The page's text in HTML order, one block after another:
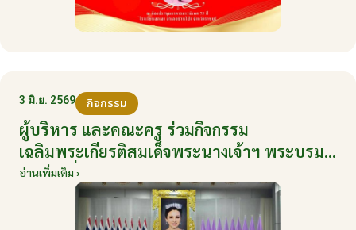
3 มิ.ย. 2569 กิจกรรม
ผู้บริหาร และคณะครู ร่วมกิจกรรม
เฉลิมพระเกียรติสมเด็จพระนางเจ้าฯ พระบรม
ราชินี เนื่องในโอกาสวันเฉลิมพระชนมพรรษา
กับหน่วยงานอำเภอเมืองบ้านโป่ง ณ ศาลา
ประชาคมริมน้ำ วันที่ 3 มิถุนายน 2569
อ่านเพิ่มเติม ›